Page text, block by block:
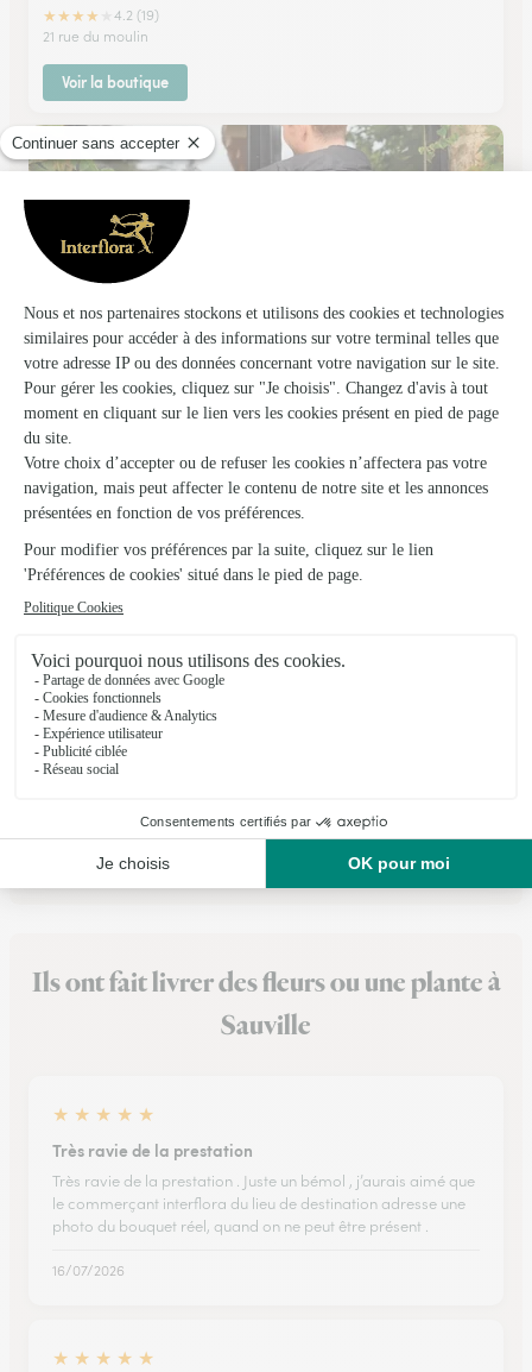
★★★★
4.2 (19)
21 rue du moulin
Voir la boutique
Posta
Carignan
★ ★★★ ★4.8 (27)
37, rue Maria-Visseaux
Voir la boutique
Martine Fleurs
Carignan
★★★★★4.5 (25)
Voir la boutique
Ils ont fait livrer des fleurs ou une plante à
Sauville
★ ★ ★ ★ ★
Très ravie de la prestation
Très ravie de la prestation . Juste un bémol , j’aurais aimé que
le commerçant interflora du lieu de destination adresse une
photo du bouquet réel, quand on ne peut être présent .
16/07/2026
★ ★ ★ ★ ★